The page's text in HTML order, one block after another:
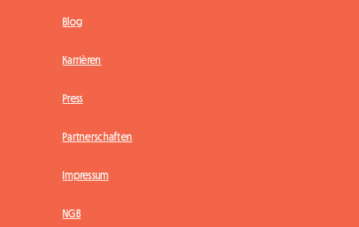
Blog
Karrièren
Press
Partnerschaften
Impressum
NGB